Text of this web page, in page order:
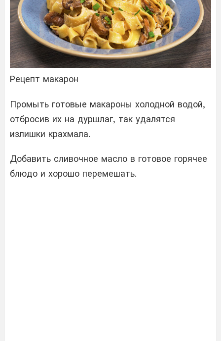
Рецепт макарон
Промыть готовые макароны холодной водой,
отбросив их на дуршлаг, так удалятся
излишки крахмала.
Добавить сливочное масло в готовое горячее
блюдо и хорошо перемешать.